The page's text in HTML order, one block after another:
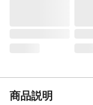
商品説明